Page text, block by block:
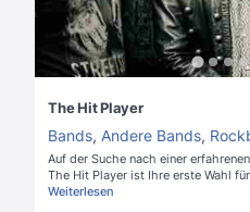
The Hit Player
Bands, Andere Bands,
Auf der Suche nach einer
The Hit Player ist Ihre erste Wahl
Weiterlesen